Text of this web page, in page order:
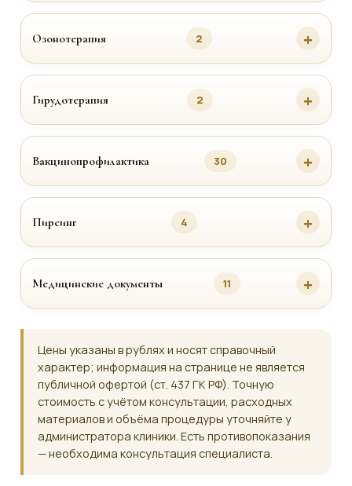
Озонотерапия 2
Гирудотерапия 2
Вакцинопрофилактика 30
Пирсинг 4
Медицинские документы 11
Цены указаны в рублях и носят справочный
характер; информация на странице не является
публичной офертой (ст. 437 ГК РФ). Точную
стоимость с учётом консультации, расходных
материалов и объёма процедуры уточняйте у
администратора клиники. Есть противопоказания
— необходима консультация специалиста.